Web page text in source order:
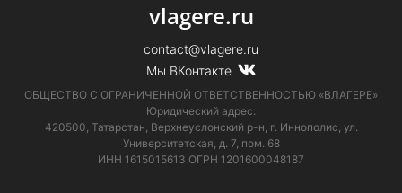
vlagere.ru
contact@vlagere.ru
Мы ВКонтакте
ОБЩЕСТВО С ОГРАНИЧЕННОЙ ОТВЕТСТВЕННОСТЬЮ «ВЛАГЕРЕ»
Юридический адрес:
420500, Татарстан, Верхнеуслонский р-н, г. Иннополис, ул.
Университетская, д. 7, пом. 68
ИНН 1615015613 ОГРН 1201600048187